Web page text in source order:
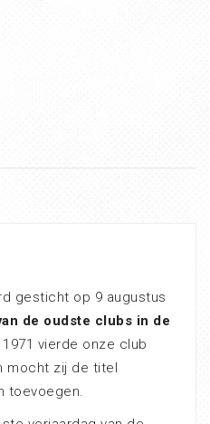
gesticht op 9 augustus
de oudste clubs in de
1971 vierde onze club
mocht zij de titel
toevoegen.